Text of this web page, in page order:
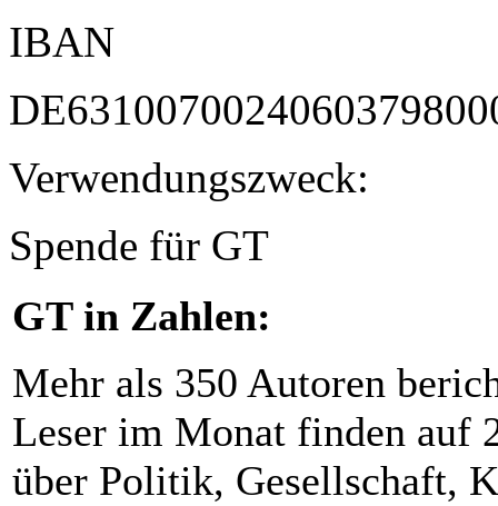
IBAN
Verwendungszweck:
Spende für GT
GT in Zahlen:
Mehr als 350 Autoren
Leser im Monat finden auf
über Politik, Gesellschaft,